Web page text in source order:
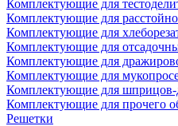
Комплектующие для
Комплектующие для
Комплектующие для
Комплектующие для
Комплектующие для
Комплектующие для
Комплектующие для шприцов-
Комплектующие для прочего
Решетки